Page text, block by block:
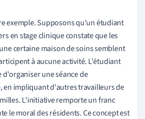
exemple. Supposons qu'un étudiant
en stage clinique constate que les
certaine maison de soins semblent
à aucune activité. L'étudiant
une séance de
, en impliquant d'autres travailleurs de
L'initiative remporte un franc
le moral des résidents. Ce concept est